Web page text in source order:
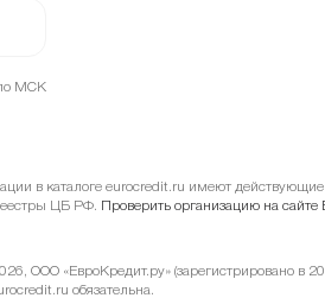
МСК
в каталоге eurocredit.ru имеют
ЦБ РФ.
Проверить организацию на
ООО «ЕвроКредит.ру»
обязательна.